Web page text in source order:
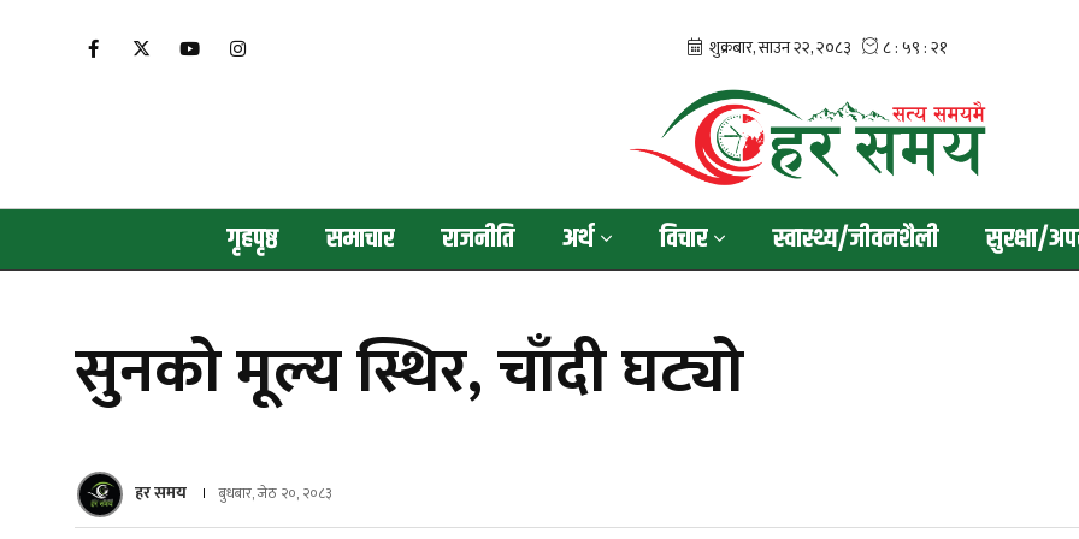
गृहपृष्ठ समाचार राजनीति अर्थ विचार स्वास्थ्य/जीवनशैली सुरक्षा/
सुनको मूल्य स्थिर, चाँदी घट्यो
हर समय बुधबार, जेठ २०, २०८३